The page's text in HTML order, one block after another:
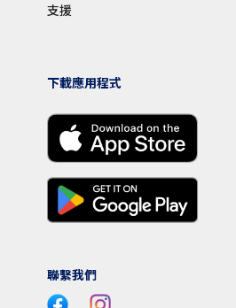
支援
下載應用程式
聯繫我們